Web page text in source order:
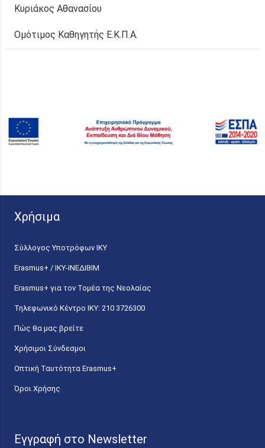
Κυριάκος Αθανασίου
Ομότιμος Καθηγητής Ε.Κ.Π.Α.
Χρήσιμα
Σύλλογος Υποτρόφων ΙΚΥ
Erasmus+ / ΙΚΥ-ΙΝΕΔΙΒΙΜ
Erasmus+ για τον Τομέα της Νεολαίας
Τηλεφωνικό Κέντρο IKY: 210 3726300
Πώς θα μας βρείτε
Χρήσιμοι Σύνδεσμοι
Οπτική Ταυτότητα Erasmus+
Όροι Χρήσης
Εγγραφή στο Newsletter